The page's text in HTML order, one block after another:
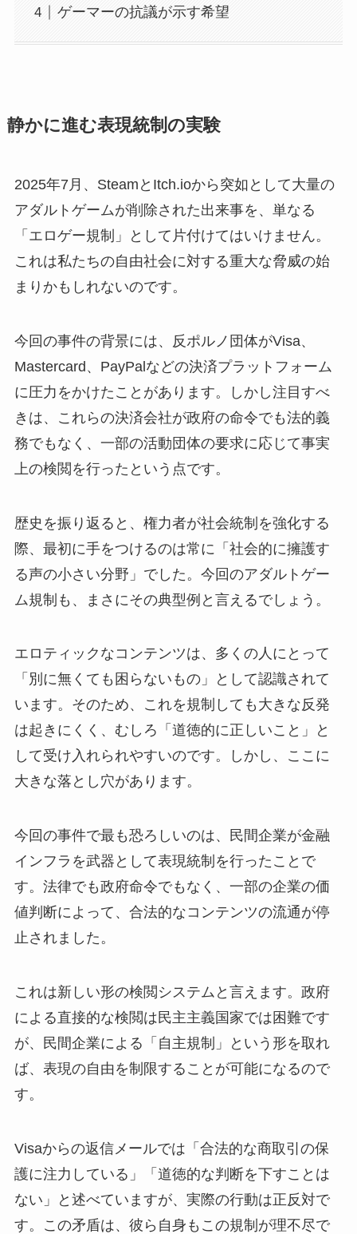
ゲーマーの抗議が示す希望
静かに進む表現統制の実験
2025年7月、SteamとItch.ioから突如として大量の
アダルトゲームが削除された出来事を、単なる
「エロゲー規制」として片付けてはいけません。
これは私たちの自由社会に対する重大な脅威の始
まりかもしれないのです。
今回の事件の背景には、反ポルノ団体がVisa、
Mastercard、PayPalなどの決済プラットフォーム
に圧力をかけたことがあります。しかし注目すべ
きは、これらの決済会社が政府の命令でも法的義
務でもなく、一部の活動団体の要求に応じて事実
上の検閲を行ったという点です。
歴史を振り返ると、権力者が社会統制を強化する
際、最初に手をつけるのは常に「社会的に擁護す
る声の小さい分野」でした。今回のアダルトゲー
ム規制も、まさにその典型例と言えるでしょう。
エロティックなコンテンツは、多くの人にとって
「別に無くても困らないもの」として認識されて
います。そのため、これを規制しても大きな反発
は起きにくく、むしろ「道徳的に正しいこと」と
して受け入れられやすいのです。しかし、ここに
大きな落とし穴があります。
今回の事件で最も恐ろしいのは、民間企業が金融
インフラを武器として表現統制を行ったことで
す。法律でも政府命令でもなく、一部の企業の価
値判断によって、合法的なコンテンツの流通が停
止されました。
これは新しい形の検閲システムと言えます。政府
による直接的な検閲は民主主義国家では困難です
が、民間企業による「自主規制」という形を取れ
ば、表現の自由を制限することが可能になるので
す。
Visaからの返信メールでは「合法的な商取引の保
護に注力している」「道徳的な判断を下すことは
ない」と述べていますが、実際の行動は正反対で
す。この矛盾は、彼ら自身もこの規制が理不尽で